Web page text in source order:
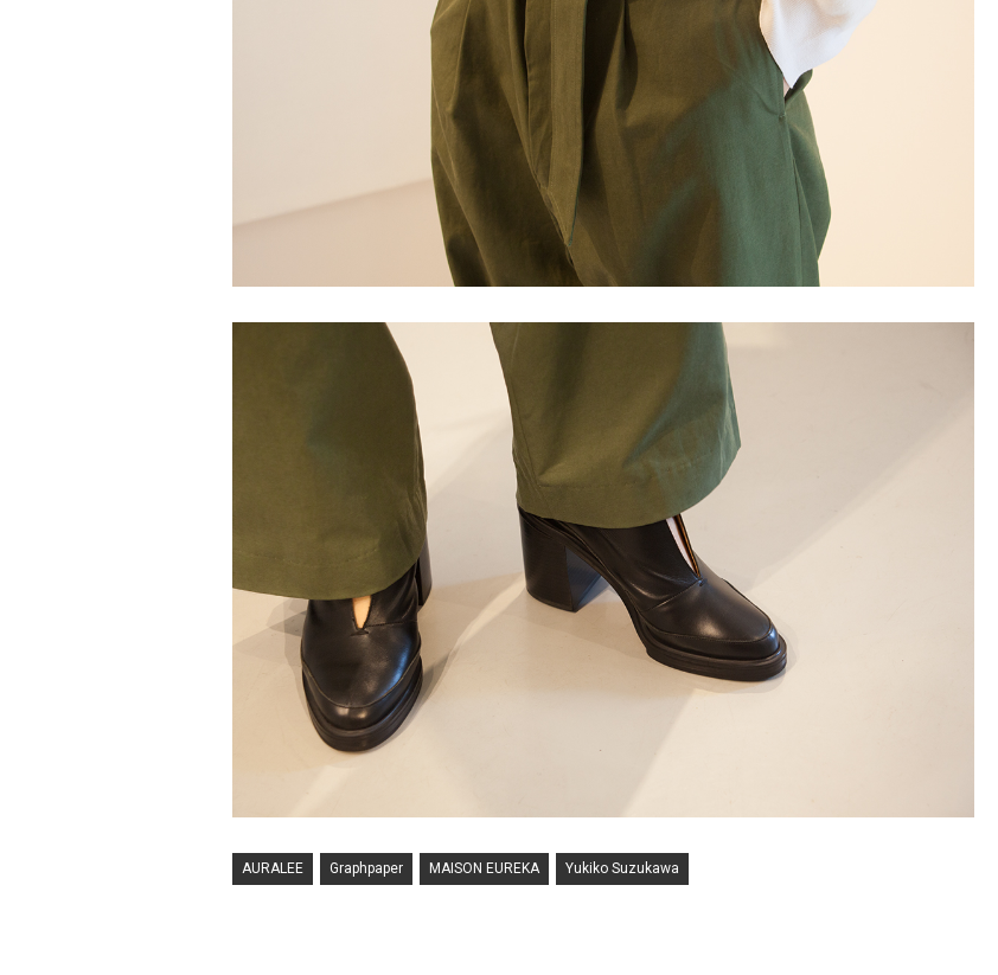
AURALEE Graphpaper MAISON EUREKA Yukiko Suzukawa